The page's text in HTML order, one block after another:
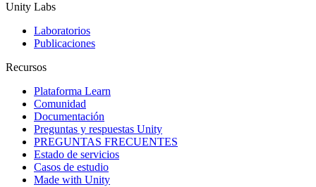
Unity Labs
Laboratorios
Publicaciones
Recursos
Plataforma Learn
Comunidad
Documentación
Preguntas y respuestas Unity
PREGUNTAS FRECUENTES
Estado de servicios
Casos de estudio
Made with Unity